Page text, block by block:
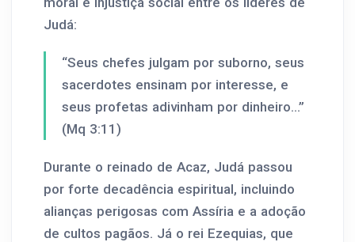
Judá:
“Seus chefes julgam por suborno, seus
sacerdotes ensinam por interesse, e
seus profetas adivinham por dinheiro…”
(Mq 3:11)
Durante o reinado de Acaz, Judá passou
por forte decadência espiritual, incluindo
alianças perigosas com Assíria e a adoção
de cultos pagãos. Já o rei Ezequias, que